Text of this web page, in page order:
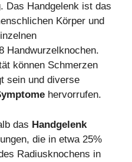
Das Handgelenk ist das
Körper und
Handwurzelknochen.
können Schmerzen
sein und diverse
hervorrufen.
das Handgelenk
die in etwa 25%
Radiusknochens in